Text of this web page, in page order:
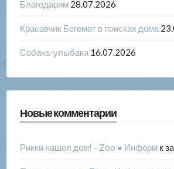
Благодарим 28.07.2026
Красавчик Бегемот в поисках дома
Собака-улыбака 16.07.2026
Новые комментарии
Рикки нашел дом! - Zoo ● Информк